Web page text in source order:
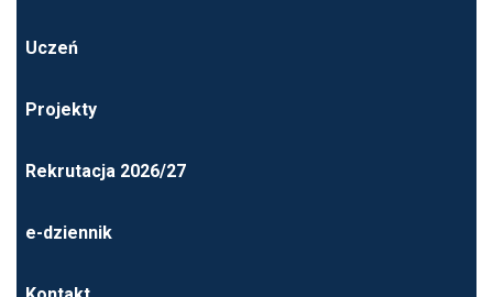
Uczeń
Projekty
Rekrutacja 2026/27
e-dziennik